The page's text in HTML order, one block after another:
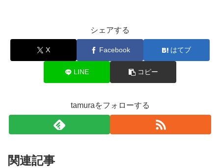
シェアする
X Facebook はてブ
LINE コピー
tamuraをフォローする
関連記事